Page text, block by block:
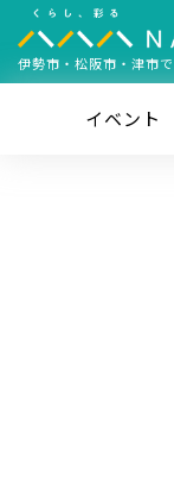
伊勢市・松阪市・津市で
イベント